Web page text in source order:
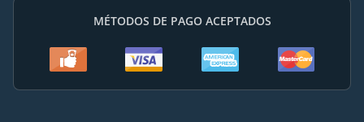
MÉTODOS DE PAGO ACEPTADOS